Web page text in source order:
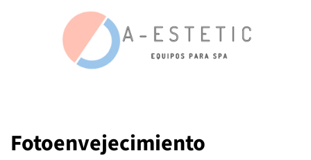
Fotoenvejecimiento